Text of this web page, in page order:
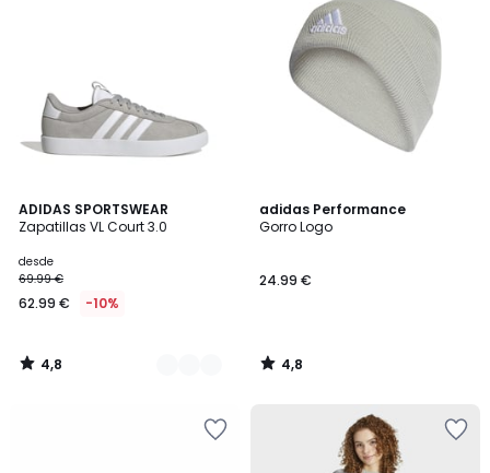
ADIDAS SPORTSWEAR
Zapatillas VL Court 3.0
desde
69.99 €
62.99 € -10%
4,8
/ 5
4
Colores
4,8
/
adidas Performance
Gorro Logo
24.99 €
4,8
/ 5
4,8
/